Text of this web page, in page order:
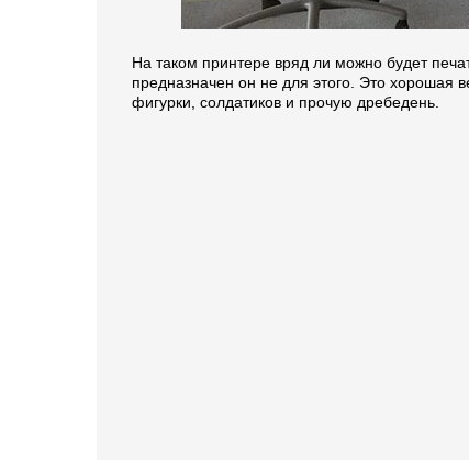
На таком принтере вряд ли можно будет
предназначен он не для этого. Это хорошая
фигурки, солдатиков и прочую дребедень.